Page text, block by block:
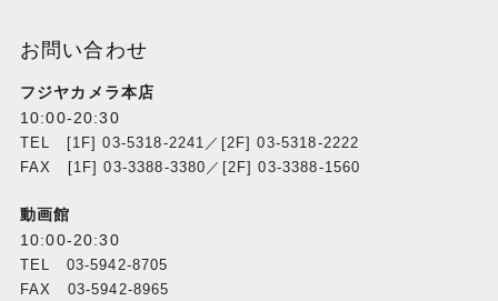
お問い合わせ
フジヤカメラ本店
10:00-20:30
TEL [1F] 03-5318-2241／[2F] 03-5318-2222
FAX [1F] 03-3388-3380／[2F] 03-3388-1560
動画館
10:00-20:30
TEL 03-5942-8705
FAX 03-5942-8965